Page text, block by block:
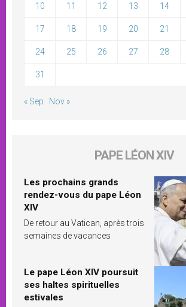
10 11 12 13 14
17 18 19 20 21
24 25 26 27 28
31
« Sep Nov »
PAPE LÉON XIV
Les prochains grands
rendez-vous du pape Léon
XIV
De retour au Vatican, après trois
semaines de vacances
Le pape Léon XIV poursuit
ses haltes spirituelles
estivales